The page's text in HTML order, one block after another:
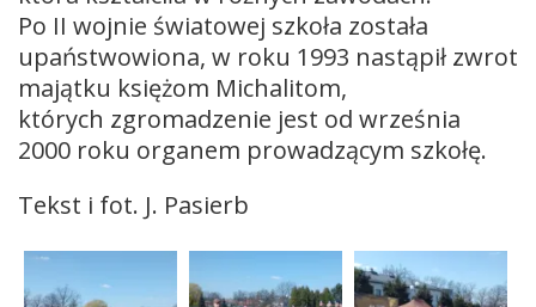
Po II wojnie światowej szkoła została
upaństwowiona, w roku 1993 nastąpił zwrot
majątku księżom Michalitom,
których zgromadzenie jest od września
2000 roku organem prowadzącym szkołę.
Tekst i fot. J. Pasierb